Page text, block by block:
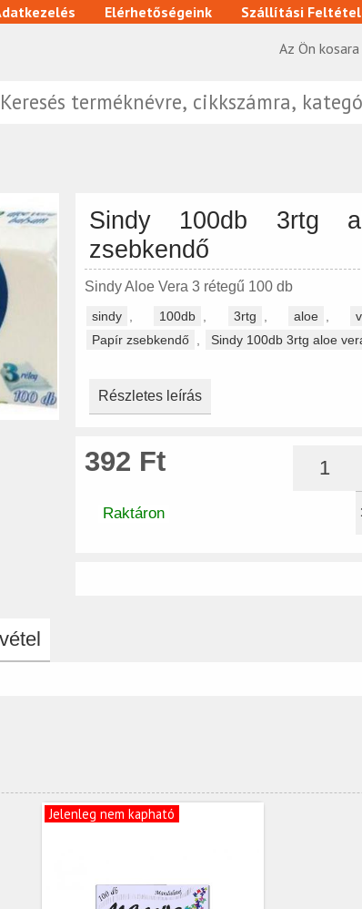
Elérhetőségeink
Szállítási
Az Ön
Sindy 100db 3rtg
zsebkendő
Sindy Aloe Vera 3 rétegű 100 db
sindy 100db 3rtg aloe
Papír zsebkendő
Sindy 100db 3rtg aloe
Részletes leírás
392 Ft
Raktáron
Jelenleg nem kapható